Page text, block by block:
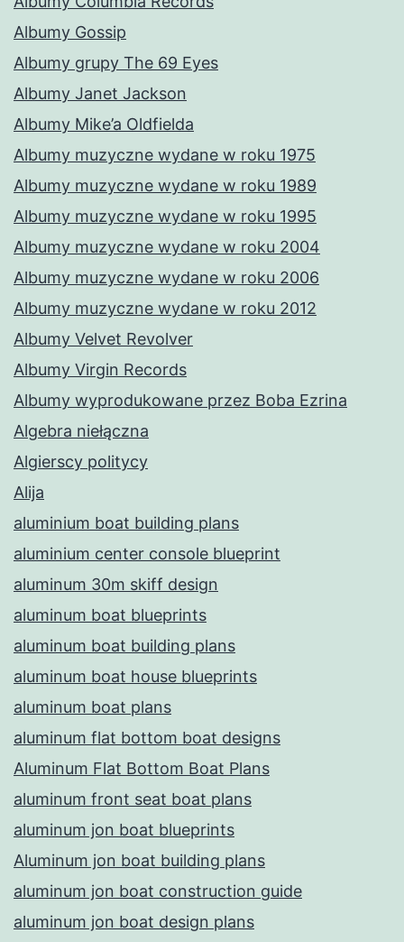
Albumy Gossip
Albumy grupy The 69 Eyes
Albumy Janet Jackson
Albumy Mike’a Oldfielda
Albumy muzyczne wydane w roku 1975
Albumy muzyczne wydane w roku 1989
Albumy muzyczne wydane w roku 1995
Albumy muzyczne wydane w roku 2004
Albumy muzyczne wydane w roku 2006
Albumy muzyczne wydane w roku 2012
Albumy Velvet Revolver
Albumy Virgin Records
Albumy wyprodukowane przez Boba Ezrina
Algebra niełączna
Algierscy politycy
Alija
aluminium boat building plans
aluminium center console blueprint
aluminum 30m skiff design
aluminum boat blueprints
aluminum boat building plans
aluminum boat house blueprints
aluminum boat plans
aluminum flat bottom boat designs
Aluminum Flat Bottom Boat Plans
aluminum front seat boat plans
aluminum jon boat blueprints
Aluminum jon boat building plans
aluminum jon boat construction guide
aluminum jon boat design plans